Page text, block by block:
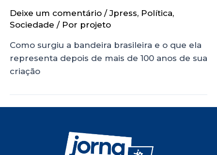
Deixe um comentário /Jpress, Política,
Sociedade / Por projeto
Como surgiu a bandeira brasileira e o que ela
representa depois de mais de 100 anos de sua
criação